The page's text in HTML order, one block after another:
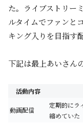
た。ライブストリー
ルタイムでファンと
キング入りを目指す
下記は最上あいさん
活動内容
動画配信
定期的にラ
縮めていた